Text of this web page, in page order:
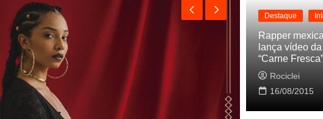
Destaque
Rapper
lança vídeo
“Carne Fresca”
Rociclei
16/08/2015